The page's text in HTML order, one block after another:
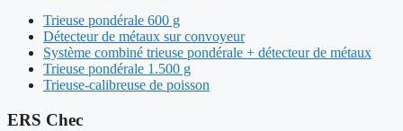
Trieuse pondérale 600 g
Détecteur de métaux sur convoyeur
Système combiné trieuse pondérale + détecteur de métaux
Trieuse pondérale 1.500 g
Trieuse-calibreuse de poisson
ERS Chec